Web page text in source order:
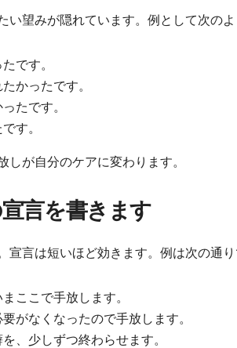
い望みが隠れています。例として次のよ
です。
かったです。
たです。
す。
しが自分のケアに変わります。
言を書きます
宣言は短いほど効きます。例は次の通り
ここで手放します。
がなくなったので手放します。
、少しずつ終わらせます。